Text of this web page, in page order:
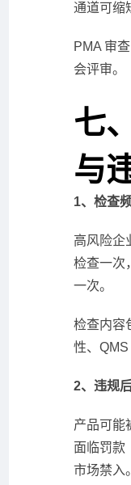
通道可缩
PMA 审
会评审。
七
与
1、检查频
高风险企
检查一次
一次。
检查内容
性、QMS
2、违规后
产品可能
面临罚款
市场禁入。